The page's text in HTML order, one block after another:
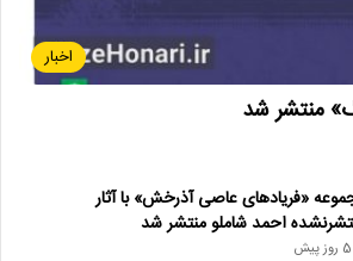
اخبار
منتشر شد
«فریادهای عاصی آذرخش» با آثار
احمد شاملو منتشر شد
5 روز پیش